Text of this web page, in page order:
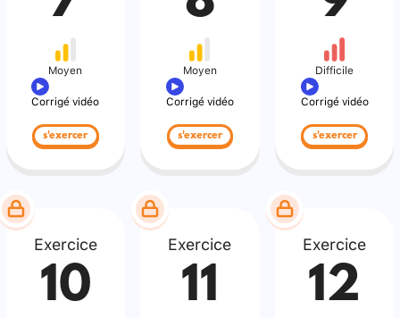
Moyen
Corrigé vidéo
s'exercer
Moyen
Corrigé vidéo
s'exercer
Difficile
Corrigé vidéo
s'exercer
Exercice
10
Exercice
11
Exercice
12